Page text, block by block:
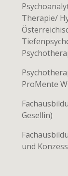
Therapie/
ProMente
Gesellin)
und